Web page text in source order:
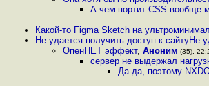
А чем портит CSS вообще
Какой-то Figma Sketch на
Не удается получить доступ к сайтуНе
OпенНЕТ эффект, Аноним (35),
сервер не выдержал
Да-да, поэтому